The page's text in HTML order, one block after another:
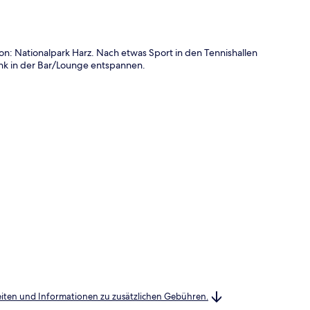
Nationalpark Harz. Nach etwas Sport in den Tennishallen
in der Bar/Lounge entspannen.
und Informationen zu zusätzlichen Gebühren.